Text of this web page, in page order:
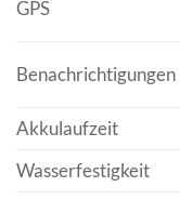
GPS
Benachrichtigungen
Akkulaufzeit
Wasserfestigkeit